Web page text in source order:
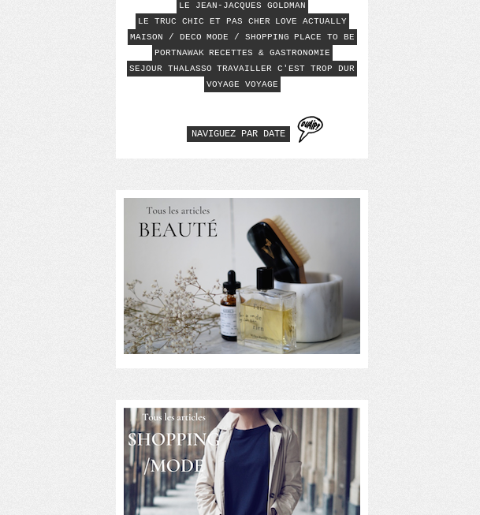
LE JEAN-JACQUES GOLDMAN
LE TRUC CHIC ET PAS CHER
LOVE ACTUALLY
MAISON / DECO MODE / SHOPPING PLACE TO BE
PORTNAWAK RECETTES & GASTRONOMIE
SEJOUR THALASSO TRAVAILLER C'EST TROP DUR
VOYAGE VOYAGE
NAVIGUEZ PAR DATE